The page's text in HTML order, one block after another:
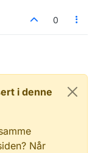
0
i denne
Når